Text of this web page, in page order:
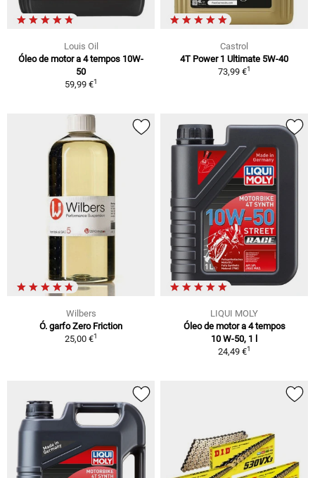
Louis Oil
Óleo de motor a 4 tempos 10W-
50
59,99 €1
Castrol
4T Power 1 Ultimate 5W-40
73,99 €1
Wilbers
Ó. garfo Zero Friction
25,00 €1
LIQUI MOLY
Óleo de motor a 4 tempos
10 W-50, 1 l
24,49 €1